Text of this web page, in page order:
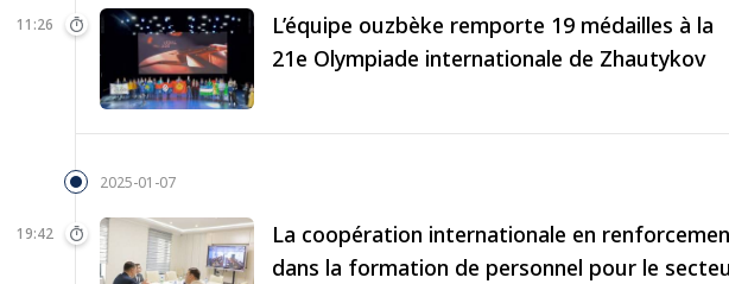
11:26
L’équipe ouzbèke remporte 19 médailles à la
21e Olympiade internationale de Zhautykov
2025-01-07
19:42
La coopération internationale en
dans la formation de personnel pour le